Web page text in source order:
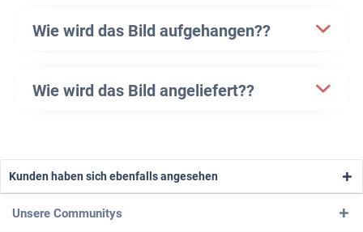
Wie wird das Bild aufgehangen??
Wie wird das Bild angeliefert??
Kunden haben sich ebenfalls angesehen
Unsere Communitys